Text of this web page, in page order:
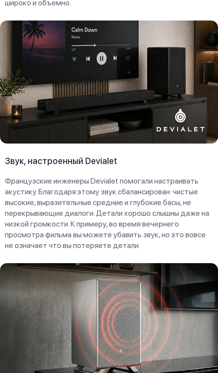
широко и объемно.
Звук, настроенный Devialet
Французские инженеры Devialet помогали настраивать
акустику. Благодаря этому звук сбалансирован: чистые
высокие, выразительные средние и глубокие басы, не
перекрывающие диалоги. Детали хорошо слышны даже на
низкой громкости. К примеру, во время вечернего
просмотра фильма вы можете убавить звук, но это вовсе
не означает что вы потеряете детали.